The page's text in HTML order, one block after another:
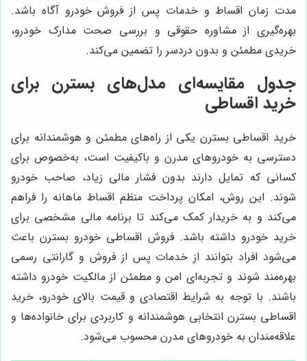
مدت زمان اقساط و خدمات پس از فروش خودرو آگاه باشد.
بهره‌گیری از مشاوره حقوقی و بررسی صحت مدارک خودرو،
خریدی مطمئن و بدون دردسر را تضمین می‌کند.
جدول مقایسه‌ای مدل‌های بسترن برای
خرید اقساطی
خرید اقساطی بسترن یکی از راه‌های مطمئن و هوشمندانه برای
دسترسی به خودروهای مدرن و باکیفیت است، به‌خصوص برای
کسانی که تمایل دارند بدون فشار مالی زیاد، صاحب خودرو
شوند. این روش، امکان پرداخت منظم اقساط ماهانه را فراهم
می‌کند و به خریدار کمک می‌کند تا برنامه مالی مشخصی برای
خرید خودرو داشته باشد. فروش اقساطی خودرو بسترن باعث
می‌شود افراد بتوانند از خدمات پس از فروش و گارانتی رسمی
بهره‌مند شوند و تجربه‌ای امن و مطمئن از مالکیت خودرو داشته
باشند. با توجه به شرایط اقتصادی و قیمت بالای خودرو، خرید
اقساطی بسترن انتخابی هوشمندانه و کاربردی برای خانواده‌ها و
علاقه‌مندان به خودروهای مدرن محسوب می‌شود.